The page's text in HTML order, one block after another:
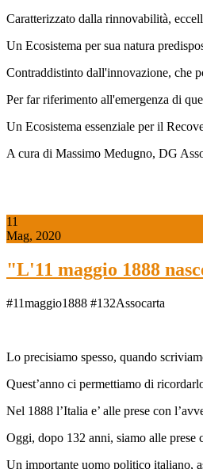
Caratterizzato dalla rinnovabilità,
Un Ecosistema per sua natura
Contraddistinto dall'innovazione, che
Per far riferimento all'emergenza di
Un Ecosistema essenziale per il
A cura di Massimo Medugno, DG
11
Mag, 2020
"L'11 maggio 1888
#11maggio1888 #132Assocarta
Lo precisiamo spesso, quando
Quest’anno ci permettiamo di
Nel 1888 l’Italia e’ alle prese con
Oggi, dopo 132 anni, siamo alle
Un importante uomo politico italiano,